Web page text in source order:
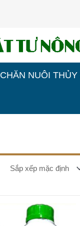
CHĂN NUÔI THỦY